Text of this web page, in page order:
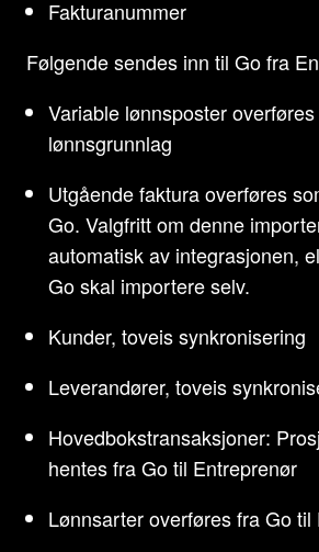
Fakturanummer
Følgende sendes inn til Go fra
Variable lønnsposter
lønnsgrunnlag
Utgående faktura overføres
Go. Valgfritt om denne
automatisk av integrasjonen,
Go skal importere selv.
Kunder, toveis synkronisering
Leverandører, toveis
Hovedbokstransaksjoner:
hentes fra Go til Entreprenør
Lønnsarter overføres fra Go til